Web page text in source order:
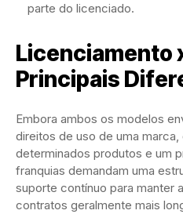
parte do licenciado.
Licenciamento
Principais
Embora ambos os modelos
direitos de uso de uma
determinados produtos e um
franquias demandam uma
suporte contínuo para manter
contratos geralmente mais